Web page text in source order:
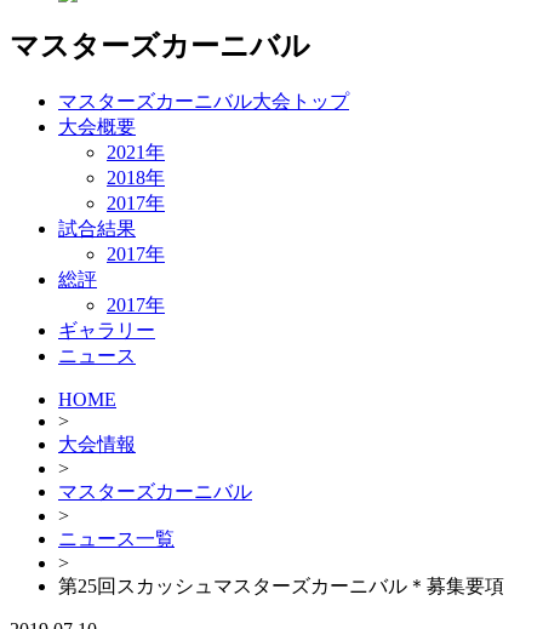
マスターズカーニバル
マスターズカーニバル大会トップ
大会概要
2021年
2018年
2017年
試合結果
2017年
総評
2017年
ギャラリー
ニュース
HOME
>
大会情報
>
マスターズカーニバル
>
ニュース一覧
>
第25回スカッシュマスターズカーニバル＊募集要項